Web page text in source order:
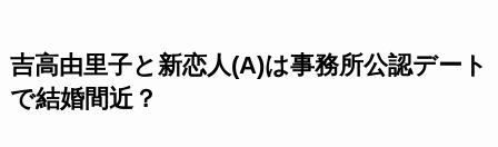
吉高由里子と新恋人(A)は事務所公認デート
で結婚間近？